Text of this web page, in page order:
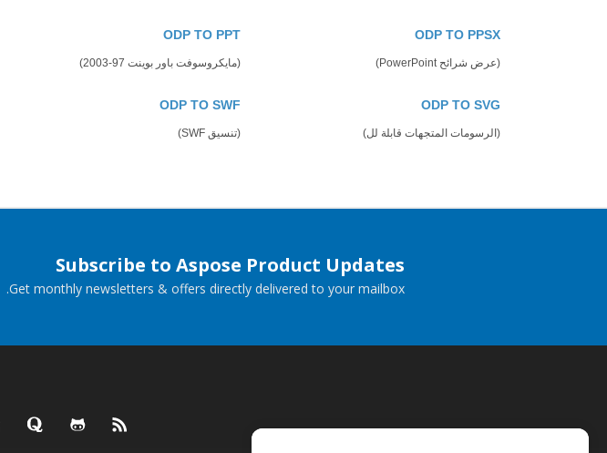
ODP TO PPSX
(عرض شرائح PowerPoint)
ODP TO PPT
(مايكروسوفت باور بوينت 97-2003)
ODP TO SVG
(الرسومات المتجهات قابلة لل)
ODP TO SWF
(تنسيق SWF)
Subscribe to Aspose Product Updates
Get monthly newsletters & offers directly delivered to your mailbox.